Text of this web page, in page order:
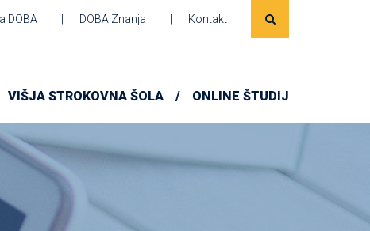
DOBA DOBA Znanja Kontakt
VIŠJA STROKOVNA ŠOLA ONLINE ŠTUDIJ